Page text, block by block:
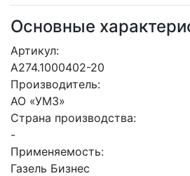
Основные
Артикул:
А274.1000402-20
Производитель:
АО «УМЗ»
Страна производства:
-
Применяемость:
Газель Бизнес